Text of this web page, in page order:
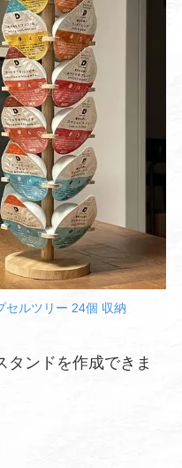
セルツリー 24個 収納
タンドを作成できま